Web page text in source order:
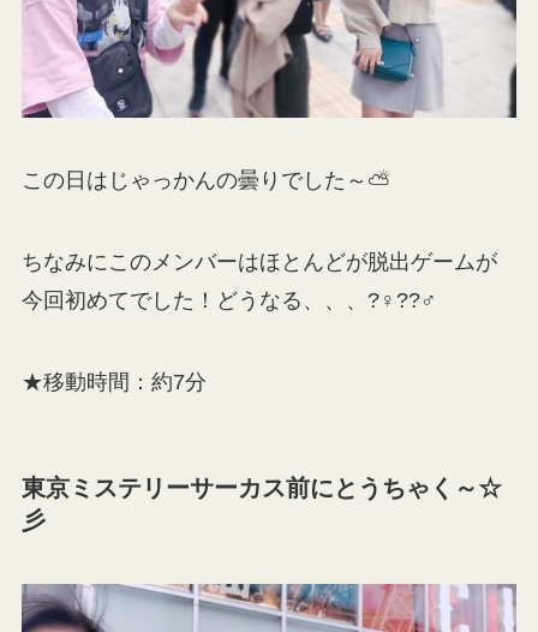
この日はじゃっかんの曇りでした～⛅
ちなみにこのメンバーはほとんどが脱出ゲームが
今回初めてでした！どうなる、、、?‍♀️??‍♂️
★移動時間：約7分
東京ミステリーサーカス前にとうちゃく～☆
彡